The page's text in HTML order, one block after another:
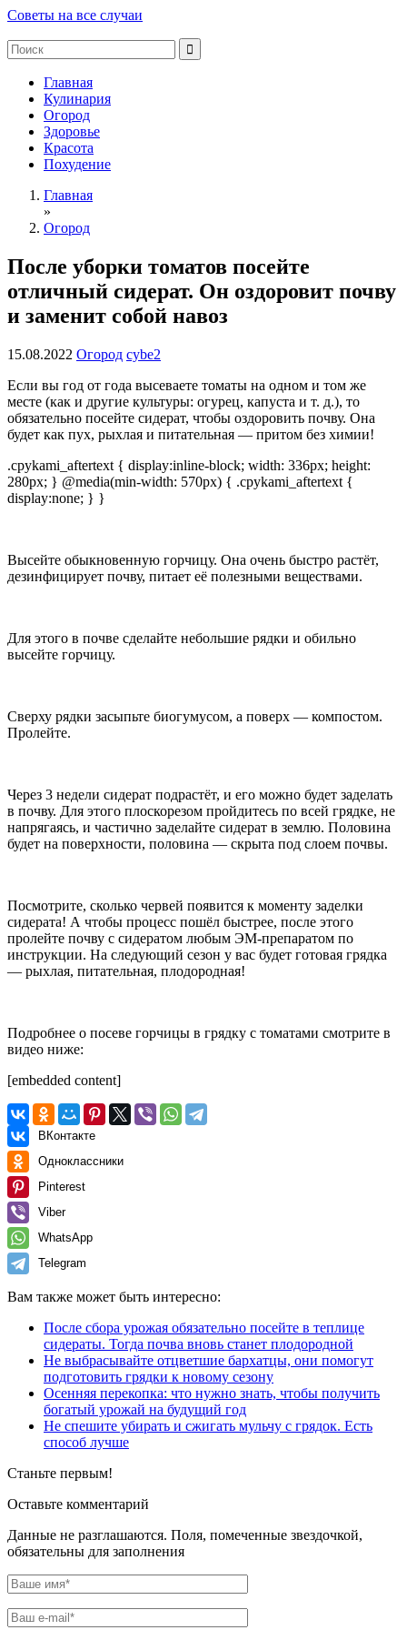
Советы на все случаи
Главная
Кулинария
Огород
Здоровье
Красота
Похудение
Главная
»
Огород
После уборки томатов посейте
отличный сидерат. Он оздоровит почву
и заменит собой навоз
15.08.2022 Огород cybe2
Если вы год от года высеваете томаты на одном и том же
месте (как и другие культуры: огурец, капуста и т. д.), то
обязательно посейте сидерат, чтобы оздоровить почву. Она
будет как пух, рыхлая и питательная — притом без химии!
.cpykami_aftertext { display:inline-block; width: 336px; height:
280px; } @media(min-width: 570px) { .cpykami_aftertext {
display:none; } }
Высейте обыкновенную горчицу. Она очень быстро растёт,
дезинфицирует почву, питает её полезными веществами.
Для этого в почве сделайте небольшие рядки и обильно
высейте горчицу.
Сверху рядки засыпьте биогумусом, а поверх — компостом.
Пролейте.
Через 3 недели сидерат подрастёт, и его можно будет заделать
в почву. Для этого плоскорезом пройдитесь по всей грядке, не
напрягаясь, и частично заделайте сидерат в землю. Половина
будет на поверхности, половина — скрыта под слоем почвы.
Посмотрите, сколько червей появится к моменту заделки
сидерата! А чтобы процесс пошёл быстрее, после этого
пролейте почву с сидератом любым ЭМ-препаратом по
инструкции. На следующий сезон у вас будет готовая грядка
— рыхлая, питательная, плодородная!
Подробнее о посеве горчицы в грядку с томатами смотрите в
видео ниже:
[embedded content]
ВКонтакте
Одноклассники
Pinterest
Viber
WhatsApp
Telegram
Вам также может быть интересно:
После сбора урожая обязательно посейте в теплице
сидераты. Тогда почва вновь станет плодородной
Не выбрасывайте отцветшие бархатцы, они помогут
подготовить грядки к новому сезону
Осенняя перекопка: что нужно знать, чтобы получить
богатый урожай на будущий год
Не спешите убирать и сжигать мульчу с грядок. Есть
способ лучше
Станьте первым!
Оставьте комментарий
Данные не разглашаются. Поля, помеченные звездочкой,
обязательны для заполнения